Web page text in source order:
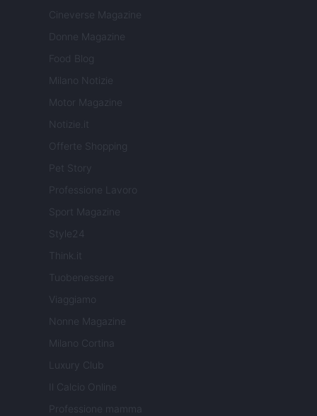
Cineverse Magazine
Donne Magazine
Food Blog
Milano Notizie
Motor Magazine
Notizie.it
Offerte Shopping
Pet Story
Professione Lavoro
Sport Magazine
Style24
Think.it
Tuobenessere
Viaggiamo
Nonne Magazine
Milano Cortina
Luxury Club
Il Calcio Online
Professione mamma